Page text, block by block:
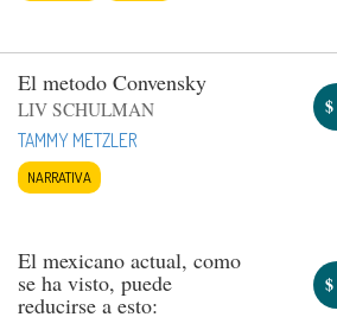
El metodo Convensky
LIV SCHULMAN
TAMMY METZLER
NARRATIVA
$
El mexicano actual, como
se ha visto, puede
reducirse a esto:
$